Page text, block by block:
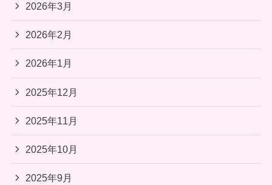
2026年3月
2026年2月
2026年1月
2025年12月
2025年11月
2025年10月
2025年9月